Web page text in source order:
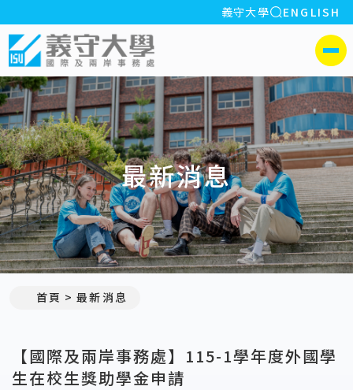
:::
義守大學 全站搜索
ENGLISH
側選單
最新消息
首頁 最新消息
【國際及兩岸事務處】115-1學年度外國學
生在校生獎助學金申請